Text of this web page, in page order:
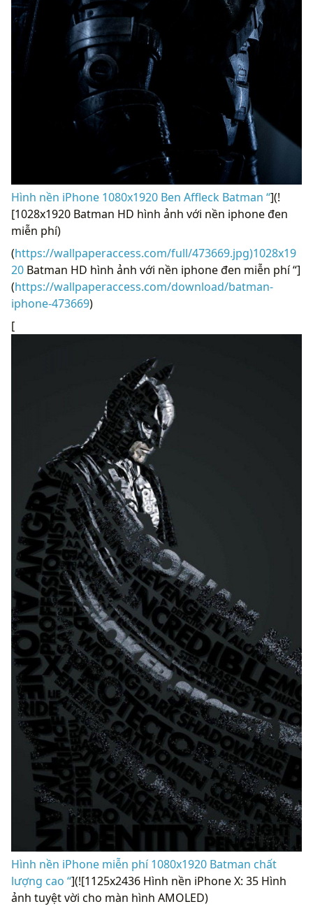
Hình nền iPhone 1080x1920 Ben Affleck Batman “](!
[1028x1920 Batman HD hình ảnh với nền iphone đen
miễn phí)
(https://wallpaperaccess.com/full/473669.jpg)1028x19
20 Batman HD hình ảnh với nền iphone đen miễn phí “]
(https://wallpaperaccess.com/download/batman-
iphone-473669)
[
Hình nền iPhone miễn phí 1080x1920 Batman chất
lượng cao “](![1125x2436 Hình nền iPhone X: 35 Hình
ảnh tuyệt vời cho màn hình AMOLED)